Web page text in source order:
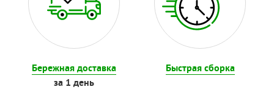
Бережная доставка
за 1 день
Быстрая сборка